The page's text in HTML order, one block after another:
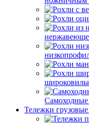
Самоходные
Тележки